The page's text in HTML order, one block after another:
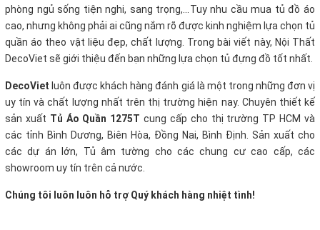
phòng ngủ sống tiện nghi, sang trọng,...Tuy nhu cầu mua tủ đồ áo
cao, nhưng không phải ai cũng nắm rõ được kinh nghiệm lựa chọn tủ
quần áo theo vật liệu đẹp, chất lượng. Trong bài viết này, Nội Thất
DecoViet sẽ giới thiệu đến bạn những lựa chọn tủ đựng đồ tốt nhất.
DecoViet luôn được khách hàng đánh giá là một trong những đơn vị
uy tín và chất lượng nhất trên thị trường hiện nay. Chuyên thiết kế
sản xuất Tủ Áo Quần 1275T cung cấp cho thị trường TP HCM và
các tỉnh Bình Dương, Biên Hòa, Đồng Nai, Bình Định. Sản xuất cho
các dự án lớn, Tủ âm tường cho các chung cư cao cấp, các
showroom uy tín trên cả nước.
Chúng tôi luôn luôn hỗ trợ Quý khách hàng nhiệt tình!